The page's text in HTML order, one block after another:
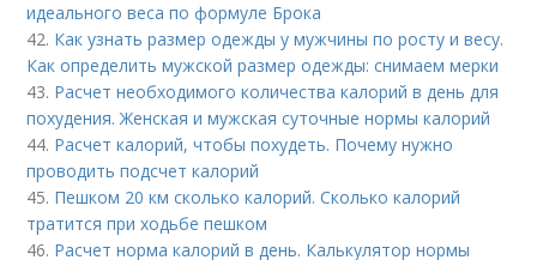
идеального веса по формуле Брока
42. Как узнать размер одежды у мужчины по росту и весу.
Как определить мужской размер одежды: снимаем мерки
43. Расчет необходимого количества калорий в день для
похудения. Женская и мужская суточные нормы калорий
44. Расчет калорий, чтобы похудеть. Почему нужно
проводить подсчет калорий
45. Пешком 20 км сколько калорий. Сколько калорий
тратится при ходьбе пешком
46. Расчет норма калорий в день. Калькулятор нормы